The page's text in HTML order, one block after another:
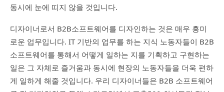
동시에 눈에 띠지 않을 것입니다.
디자이너로서 B2B소프트웨어를 디자인하는 것은 매우 흥미
로운 업무입니다. IT 기반의 업무를 하는 지식 노동자들이 B2B
소프트웨어를 통해서 어떻게 일하는 지를 기획하고 구현하는
일은 그 자체로 즐거움과 동시에 현장의 노동자들을 더욱 편하
게 일하게 해줄 것입니다. 우리 디자이너들은 B2B 소프트웨어